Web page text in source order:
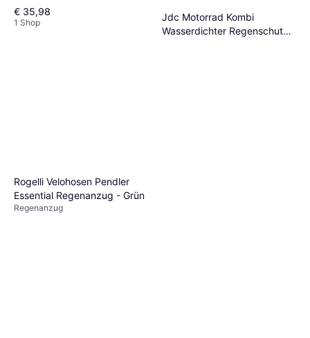
€ 35,98
1 Shop
Jdc Motorrad Kombi
Wasserdichter Regenschutz -
Rogelli Velohosen Pendler
Essential Regenanzug - Grün
Regenanzug